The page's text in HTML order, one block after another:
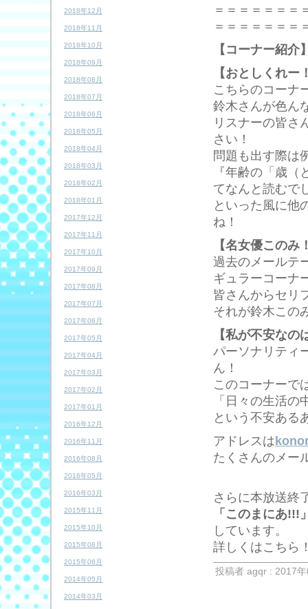
2018年12月
2018年11月
2018年10月
2018年09月
2018年08月
2018年07月
2018年06月
2018年05月
2018年04月
2018年03月
2018年02月
2018年01月
2017年12月
2017年11月
2017年10月
2017年09月
2017年08月
2017年07月
2017年06月
2017年05月
2017年04月
2017年03月
2017年02月
2017年01月
2016年12月
2016年11月
2016年08月
2016年05月
2016年03月
2015年11月
2015年10月
2015年08月
2015年06月
2014年05月
2014年03月
＝＝＝＝＝＝＝
＝＝＝＝＝＝＝
【コーナー紹介
【おとしくれー
こちらのコーナ
鈴木さんが色ん
リスナーの皆さ
さい！
問題も出す際は
『年齢の「歳
てなんと読むで
といった風に他
ね！
【名女優このみ
過去のメールテ
ギュラーコーナ
皆さんからセリ
それが鈴木この
【私が不安な
パーソナリティ
ん！
このコーナーで
「日々の生活
という不安ある
アドレスは
たくさんのメー
さらに本放送終
「このまにあ!!!
しています。
詳しくはこち
投稿者 agqr : 2017